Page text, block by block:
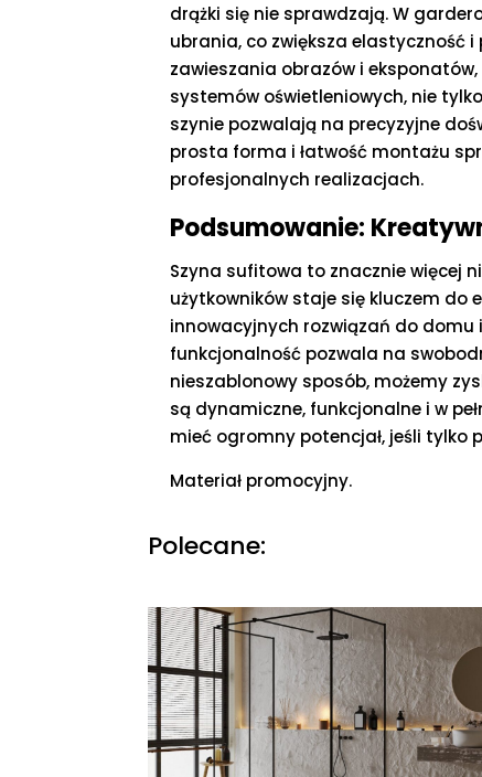
drążki się nie sprawdzają. W
ubrania, co zwiększa elastyczność
zawieszania obrazów i
systemów oświetleniowych, nie
szynie pozwalają na precyzyjne
prosta forma i łatwość montażu
profesjonalnych realizacjach.
Podsumowanie:
Szyna sufitowa to znacznie więcej
użytkowników staje się kluczem
innowacyjnych rozwiązań do
funkcjonalność pozwala na
nieszablonowy sposób, możemy
są dynamiczne, funkcjonalne i w
mieć ogromny potencjał, jeśli tylko
Materiał promocyjny.
Polecane: